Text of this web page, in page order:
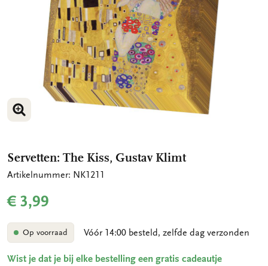
VERGROOT AFBEELDING
Servetten: The Kiss, Gustav Klimt
Artikelnummer: NK1211
€ 3,99
Op voorraad Vóór 14:00 besteld, zelfde dag verzonden
Wist je dat je bij elke bestelling een gratis cadeautje